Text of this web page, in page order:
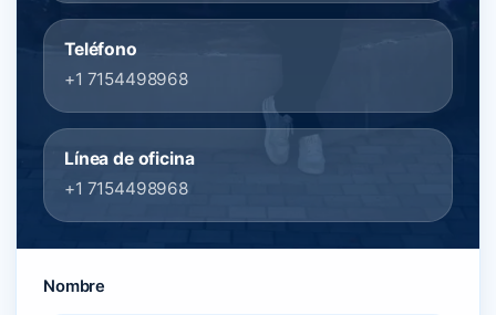
Teléfono
+1 7154498968
Línea de oficina
+1 7154498968
Nombre